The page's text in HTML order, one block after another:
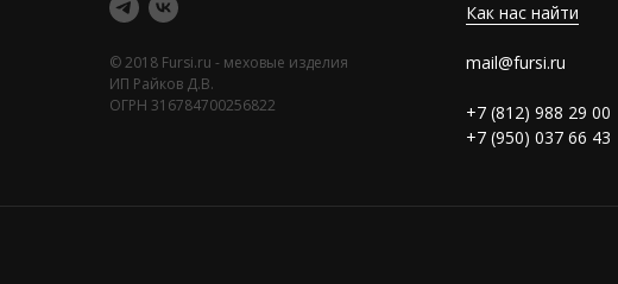
© 2018 Fursi.ru - меховые изделия
ИП Райков Д.В.
ОГРН 316784700256822
Как нас найти
mail@fursi.ru
+7 (812) 988 29 00
+7 (950) 037 66 43